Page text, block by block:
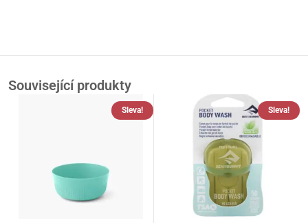
Související produkty
Sleva! Sleva!